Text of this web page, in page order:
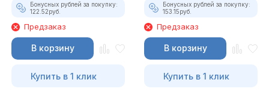
Бонусных рублей за покупку:
122.52руб.
Предзаказ
В корзину
Купить в 1 клик
Бонусных рублей за покупку:
153.15руб.
Предзаказ
В корзину
Купить в 1 клик